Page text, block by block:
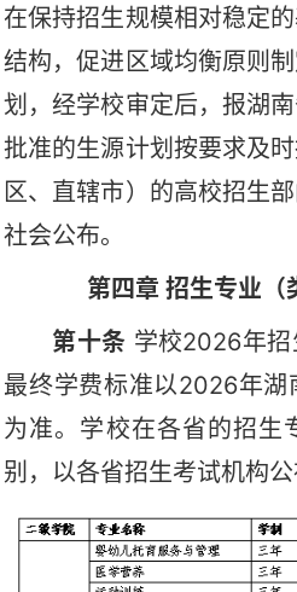
在保持招生规模相对稳定
结构，促进区域均衡原则
划，经学校审定后，报湖
批准的生源计划按要求及
区、直辖市）的高校招生
社会公布。
第四章 招生专业（
第十条 学校2026年招
最终学费标准以2026年
为准。 学校在各省的招生
别，以各省招生考试机构公